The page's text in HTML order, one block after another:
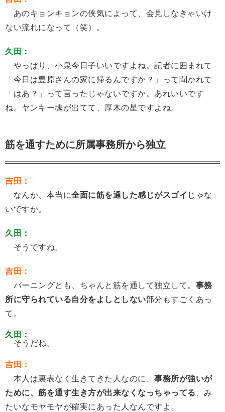
あのキョンキョンの侠気によって、会見しなきゃいけ
ない流れになって（笑）。
久田：
やっぱり、小泉今日子いいですよね。記者に囲まれて
「今日は豊原さんの家に帰るんですか？」って聞かれて
「はあ？」って言ったじゃないですか。あれいいです
ね。ヤンキー魂が出てて、厚木の星ですよね。
筋を通すために所属事務所から独立
吉田：
なんか、本当に全面に筋を通した感じがスゴイ じゃな
いですか。
久田：
そうですね。
吉田：
バーニングとも、ちゃんと筋を通して独立して。 事務
所に守られている自分をよしとしない部分もすごくあっ
て。
久田：
そうだね。
吉田：
本人は裏表なく生きてきた人なのに、 事務所が強いが
ために、筋を通す生き方が出来なくなっちゃってる 、み
たいなモヤモヤが確実にあった人なんですよ。